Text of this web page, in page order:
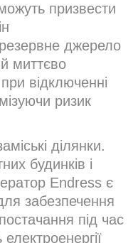
призвести
джерело
миттєво
відключенні
ризик
ділянки.
будинків і
Endress є
забезпечення
під час